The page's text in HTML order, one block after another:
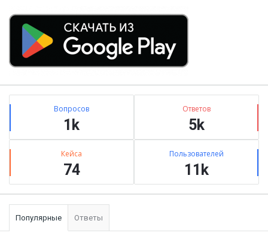
Stats Вопросов
1k
Ответов
5k
Кейса
74
Пользователей
11k
Популярные Ответы